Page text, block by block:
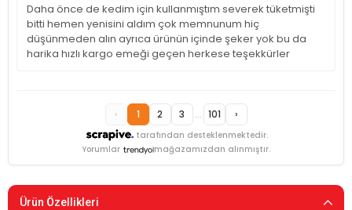
Daha önce de kedim için kullanmıştım severek tüketmişti
bitti hemen yenisini aldım çok memnunum hiç
düşünmeden alın ayrıca ürünün içinde şeker yok bu da
harika hızlı kargo emeği geçen herkese teşekkürler
tarafından desteklenmektedir.
‹ 1 2 3 ... 101 ›
Yorumlar mağazamızdan alınmıştır.
Ürün Özellikleri